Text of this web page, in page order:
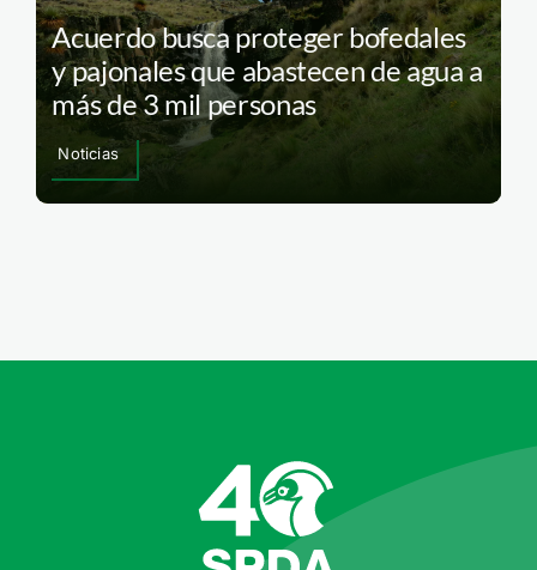
Acuerdo busca proteger bofedales
y pajonales que abastecen de agua a
más de 3 mil personas
Noticias